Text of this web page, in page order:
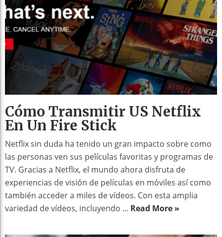
Cómo Transmitir US Netflix
En Un Fire Stick
Netflix sin duda ha tenido un gran impacto sobre como
las personas ven sus películas favoritas y programas de
TV. Gracias a Netflix, el mundo ahora disfruta de
experiencias de visión de películas en móviles así como
también acceder a miles de vídeos. Con esta amplia
variedad de vídeos, incluyendo ... Read More »